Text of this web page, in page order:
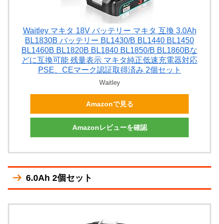
Waitley マキタ 18V バッテリー マキタ 互換 3.0Ah
BL1830B バッテリー BL1430/B BL1440 BL1450
BL1460B BL1820B BL1840 BL1850/B BL1860Bな
どに互換可能 残量表示 マキタ純正低速充電器対応
PSE、CEマーク認証取得済み 2個セット
Waitley
Amazonで見る
Amazonレビューを確認
6.0Ah 2個セット